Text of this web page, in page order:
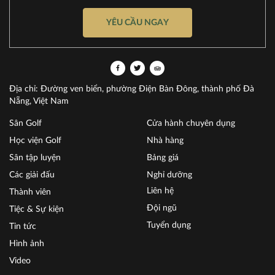
YÊU CẦU NGAY
Địa chỉ: Đường ven biển, phường Điện Bàn Đông, thành phố Đà
Nẵng, Việt Nam
Sân Golf
Học viện Golf
Sân tập luyện
Các giải đấu
Thành viên
Cửa hành chuyên dụng
Nhà hàng
Bảng giá
Nghỉ dưỡng
Tiệc & Sự kiện
Tin tức
Hình ảnh
Video
Liên hệ
Đội ngũ
Tuyển dụng